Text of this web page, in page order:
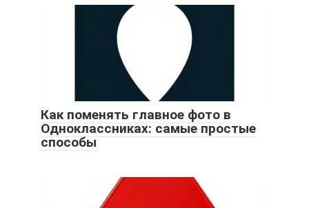
Как поменять главное фото в
Одноклассниках: самые простые
способы